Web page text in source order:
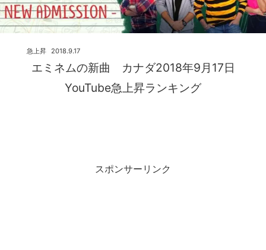
エミネムの新曲 カナダ2018年9月17日
YouTube急上昇ランキング
2018.9.17
急上昇
スポンサーリンク